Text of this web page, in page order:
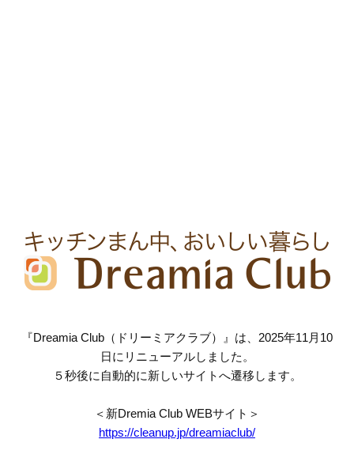
『Dreamia Club（ドリーミアクラブ）』は、2025年11月10
日にリニューアルしました。
５秒後に自動的に新しいサイトへ遷移します。
＜新Dremia Club WEBサイト＞
https://cleanup.jp/dreamiaclub/